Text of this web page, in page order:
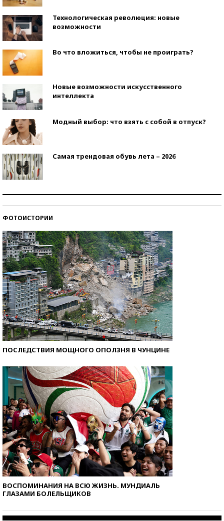
Технологическая революция: новые
возможности
Во что вложиться, чтобы не проиграть?
Новые возможности искусственного
интеллекта
Модный выбор: что взять с собой в отпуск?
Самая трендовая обувь лета – 2026
ФОТОИСТОРИИ
ПОСЛЕДСТВИЯ МОЩНОГО ОПОЛЗНЯ В ЧУНЦИНЕ
ВОСПОМИНАНИЯ НА ВСЮ ЖИЗНЬ. МУНДИАЛЬ
ГЛАЗАМИ БОЛЕЛЬЩИКОВ